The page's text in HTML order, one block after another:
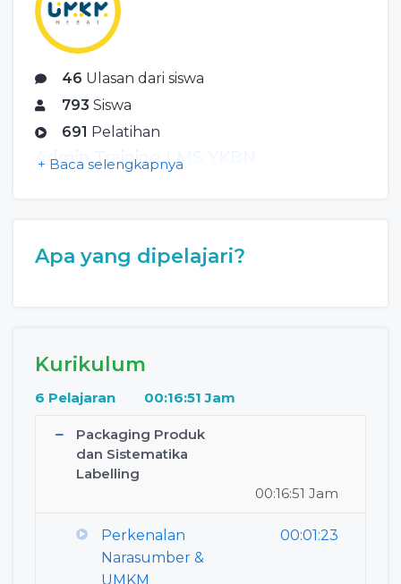
46 Ulasan dari siswa
793 Siswa
691 Pelatihan
+ Baca selengkapnya
Admin Training LMS YKBN
Apa yang dipelajari?
Kurikulum
6 Pelajaran 00:16:51 Jam
Packaging Produk
dan Sistematika
Labelling
00:16:51 Jam
Perkenalan
Narasumber &
UMKM
00:01:23